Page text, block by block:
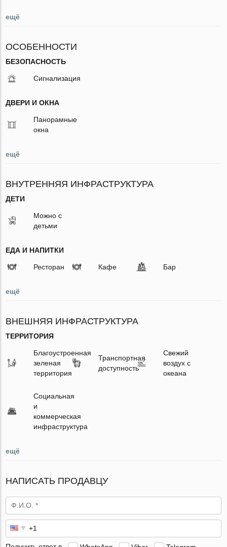
ещё
ОСОБЕННОСТИ
БЕЗОПАСНОСТЬ
Сигнализация
ДВЕРИ И ОКНА
Панорамные
окна
ещё
ВНУТРЕННЯЯ ИНФРАСТРУКТУРА
ДЕТИ
Можно с
детьми
ЕДА И НАПИТКИ
Ресторан Кафе Бар
ещё
ВНЕШНЯЯ ИНФРАСТРУКТУРА
ТЕРРИТОРИЯ
Благоустроенная
зеленая
территория
Транспортная
доступность
Свежий
воздух с
океана
Социальная
и
коммерческая
инфраструктура
ещё
НАПИСАТЬ ПРОДАВЦУ